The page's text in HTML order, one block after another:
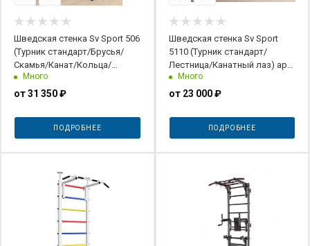
Шведская стенка Sv Sport 506
(Турник стандарт/Брусья/
Скамья/Канат/Кольца/
Лестница)
Много
от31 350 ₽
ПОДРОБНЕЕ
Шведская стенка Sv Sport
5110 (Турник стандарт/
Лестница/Канатный лаз) арт.
5110Много
от 23 000 ₽
ПОДРОБНЕЕ